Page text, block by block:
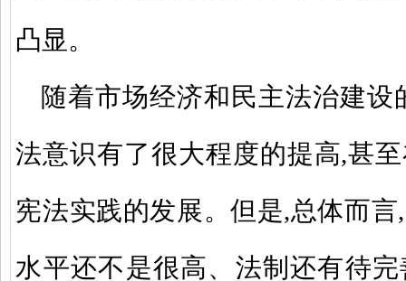
凸显。
随着市场经济和民主法治建
法意识有了很大程度的提高,甚
宪法实践的发展。但是,总体而
水平还不是很高、法制还有待